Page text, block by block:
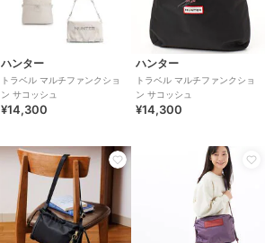
ハンター
トラベル マルチファンクショ
ン サコッシュ
¥14,300
ハンター
トラベル マルチファンクショ
ン サコッシュ
¥14,300